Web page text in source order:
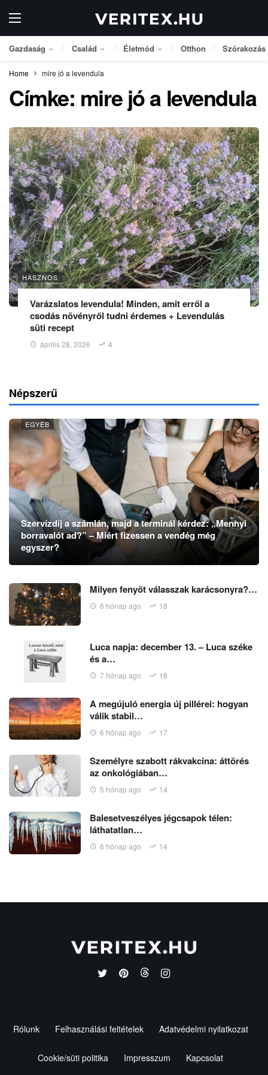
Gazdaság Család Életmód Otthon Szórakozás
Home mire jó a levendula
Címke: mire jó a levendula
HASZNOS
Varázslatos levendula! Minden, amit erről a
csodás növényről tudni érdemes + Levendulás
süti recept
április 28, 2026 4
Népszerű
EGYÉB
Szervízdíj a számlán, majd a terminál kérdez: „Mennyi
borravalót ad?” – Miért fizessen a vendég még
egyszer?
Milyen fenyőt válasszak karácsonyra?…
6 hónap ago 18
Luca napja: december 13. – Luca széke
és a…
7 hónap ago 18
A megújuló energia új pillérei: hogyan
válik stabil…
6 hónap ago 17
Személyre szabott rákvakcina: áttörés
az onkológiában…
5 hónap ago 14
Balesetveszélyes jégcsapok télen:
láthatatlan…
6 hónap ago 14
Rólunk Felhasználási feltételek Adatvédelmi nyilatkozat
Cookie/süti politika Impresszum Kapcsolat